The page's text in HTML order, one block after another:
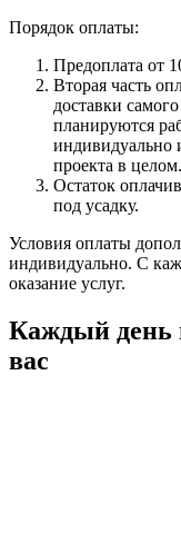
Порядок оплаты:
Предоплата от
Вторая часть
доставки
планируются
индивидуально
проекта в целом.
Остаток
под усадку.
Условия оплаты
индивидуально. С
оказание услуг.
Каждый день
вас